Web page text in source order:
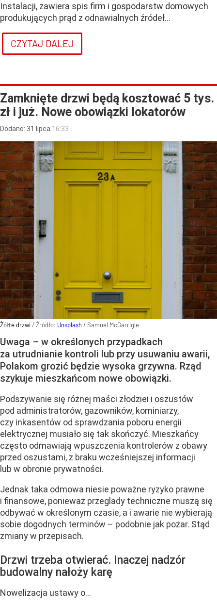
Instalacji, zawiera spis firm i gospodarstw domowych
produkujących prąd z odnawialnych źródeł...
CZYTAJ DALEJ
Zamknięte drzwi będą kosztować 5 tys.
zł i już. Nowe obowiązki lokatorów
Dodano: 31 lipca 16:33
Żółte drzwi/ Źródło: Unsplash / Samuel McGarrigle
Uwaga – w określonych przypadkach
za utrudnianie kontroli lub przy usuwaniu awarii,
Polakom grozić będzie wysoka grzywna. Rząd
szykuje mieszkańcom nowe obowiązki.
Podszywanie się różnej maści złodziei i oszustów
pod administratorów, gazowników, kominiarzy,
czy inkasentów od sprawdzania poboru energii
elektrycznej musiało się tak skończyć. Mieszkańcy
często odmawiają wpuszczenia kontrolerów z obawy
przed oszustami, z braku wcześniejszej informacji
lub w obronie prywatności.
Jednak taka odmowa niesie poważne ryzyko prawne
i finansowe, ponieważ przeglady techniczne muszą się
odbywać w określonym czasie, a i awarie nie wybierają
sobie dogodnych terminów – podobnie jak pożar. Stąd
zmiany w przepisach.
Drzwi trzeba otwierać. Inaczej nadzór
budowalny nałoży karę
Nowelizacja ustawy o...